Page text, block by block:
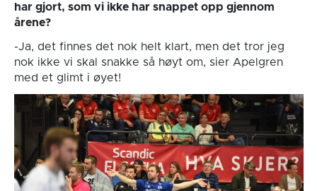
har gjort, som vi ikke har snappet opp gjennom
årene?
-Ja, det finnes det nok helt klart, men det tror jeg
nok ikke vi skal snakke så høyt om, sier Apelgren
med et glimt i øyet!